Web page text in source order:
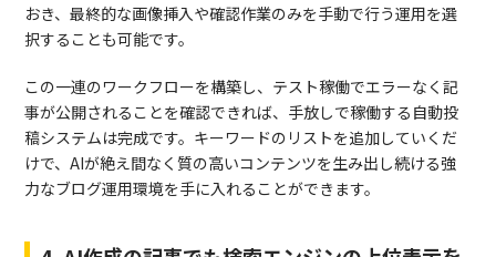
おき、最終的な画像挿入や確認作業のみを手動で行う運用を選
択することも可能です。
この一連のワークフローを構築し、テスト稼働でエラーなく記
事が公開されることを確認できれば、手放しで稼働する自動投
稿システムは完成です。キーワードのリストを追加していくだ
けで、AIが絶え間なく質の高いコンテンツを生み出し続ける強
力なブログ運用環境を手に入れることができます。